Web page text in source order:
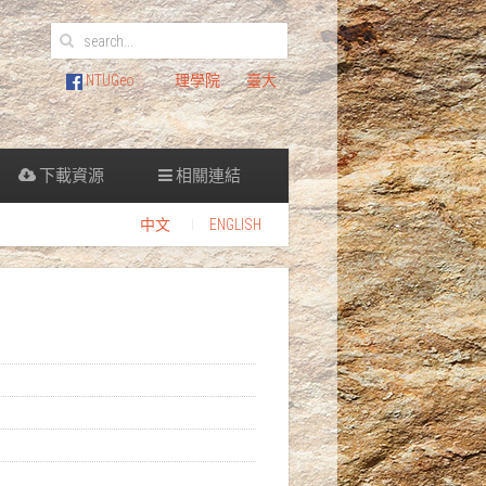
NTUGeo 理學院 臺大
下載資源 相關連結
中文 ENGLISH